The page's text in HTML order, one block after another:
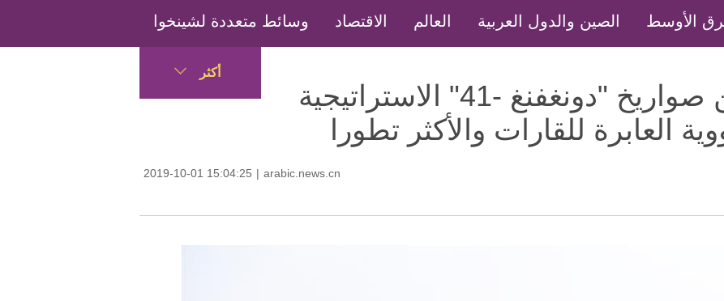
الأوسط الصين والدول العربية العالم الاقتصاد وسائط متعددة لشينخوا
أكثر
الصين تكشف عن صواريخ "دونغفنغ -41" الاستراتيجية
العابرة للقارات والأكثر تطورا
2019-10-01 15:04:25 | arabic.news.cn